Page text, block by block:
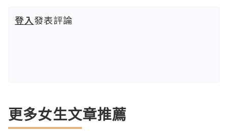
登入發表評論
更多女生文章推薦